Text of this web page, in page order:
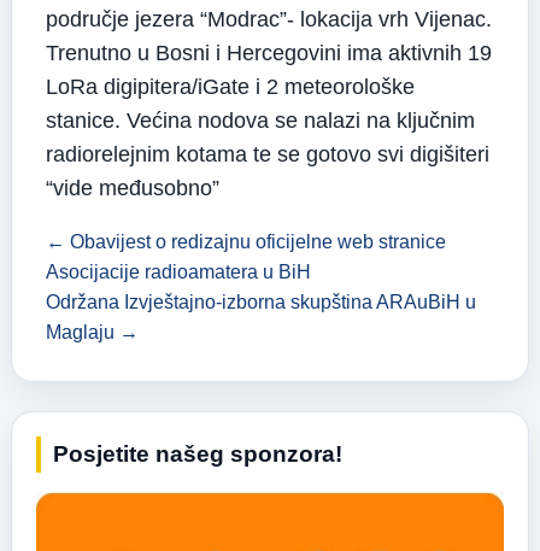
područje jezera “Modrac”- lokacija vrh Vijenac.
Trenutno u Bosni i Hercegovini ima aktivnih 19
LoRa digipitera/iGate i 2 meteorološke
stanice. Većina nodova se nalazi na ključnim
radiorelejnim kotama te se gotovo svi digišiteri
“vide međusobno”
← Obavijest o redizajnu oficijelne web stranice
Asocijacije radioamatera u BiH
Održana Izvještajno-izborna skupština ARAuBiH u
Maglaju →
Posjetite našeg sponzora!